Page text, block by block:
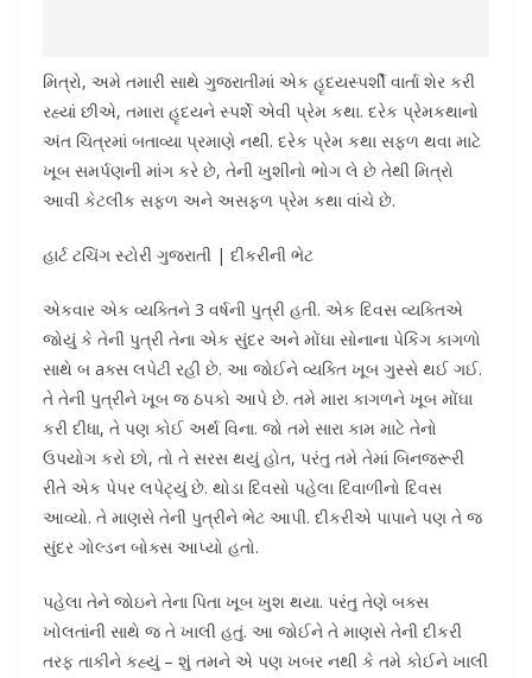
મિત્રો, અમે તમારી સાથે ગુજરાતીમાં એક હૃદયસ્પર્શી વાર્તા શેર કરી
રહ્યાં છીએ, તમારા હૃદયને સ્પર્શે એવી પ્રેમ કથા. દરેક પ્રેમકથાનો
અંત ચિત્રમાં બતાવ્યા પ્રમાણે નથી. દરેક પ્રેમ કથા સફળ થવા માટે
ખૂબ સમર્પણની માંગ કરે છે, તેની ખુશીનો ભોગ લે છે તેથી મિત્રો
આવી કેટલીક સફળ અને અસફળ પ્રેમ કથા વાંચે છે.
હાર્ટ ટચિંગ સ્ટોરી ગુજરાતી | દીકરીની ભેટ
એકવાર એક વ્યક્તિને 3 વર્ષની પુત્રી હતી. એક દિવસ વ્યક્તિએ
જોયું કે તેની પુત્રી તેના એક સુંદર અને મોંઘા સોનાના પેકિંગ કાગળો
સાથે બ aક્સ લપેટી રહી છે. આ જોઈને વ્યક્તિ ખૂબ ગુસ્સે થઈ ગઈ.
તે તેની પુત્રીને ખૂબ જ ઠપકો આપે છે. તમે મારા કાગળને ખૂબ મોંઘા
કરી દીધા, તે પણ કોઈ અર્થ વિના. જો તમે સારા કામ માટે તેનો
ઉપયોગ કરો છો, તો તે સરસ થયું હોત, પરંતુ તમે તેમાં બિનજરૂરી
રીતે એક પેપર લપેટ્યું છે. થોડા દિવસો પહેલા દિવાળીનો દિવસ
આવ્યો. તે માણસે તેની પુત્રીને ભેટ આપી. દીકરીએ પાપાને પણ તે જ
સુંદર ગોલ્ડન બોક્સ આપ્યો હતો.
પહેલા તેને જોઇને તેના પિતા ખૂબ ખુશ થયા. પરંતુ તેણે બક્સ
ખોલતાંની સાથે જ તે ખાલી હતું. આ જોઈને તે માણસે તેની દીકરી
તરફ તાકીને કહ્યું – શું તમને એ પણ ખબર નથી કે તમે કોઈને ખાલી